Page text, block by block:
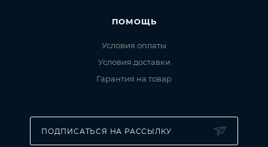
ПОМОЩЬ
Условия оплаты
Условия доставки
Гарантия на товар
ПОДПИСАТЬСЯ НА РАССЫЛКУ